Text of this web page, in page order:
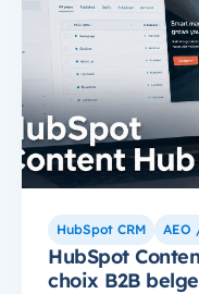
HubSpot CRM AEO
HubSpot
choix B2B belge